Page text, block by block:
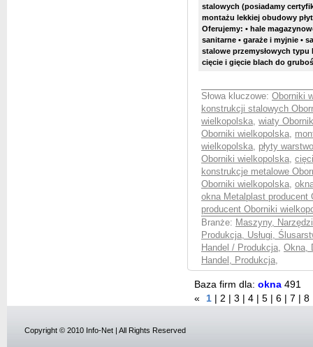
stalowych (posiadamy
montażu lekkiej obudowy
Oferujemy: • hale
sanitarne • garaże i myjnie •
stalowe przemysłowych typu
cięcie i gięcie blach do
Słowa kluczowe: Oborniki
konstrukcji stalowych
wielkopolska, wiaty
Oborniki wielkopolska,
wielkopolska, płyty
Oborniki wielkopolska,
konstrukcje metalowe
Oborniki wielkopolska,
okna Metalplast producent
producent Oborniki
Branże: Maszyny,
Produkcja, Usługi,
Handel / Produkcja, Okna,
Handel, Produkcja,
Baza firm dla: okna 491
«
1 2 3 4 5 6 7 8
Copyright © 2010 Info-Net | All Rights Reserved